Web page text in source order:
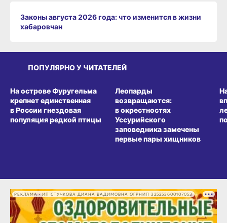
Законы августа 2026 года: что изменится в жизни
хабаровчан
ПОПУЛЯРНО У ЧИТАТЕЛЕЙ
На острове Фуругельма
крепнет единственная
в России гнездовая
популяция редкой птицы
Леопарды
возвращаются:
в окрестностях
Уссурийского
заповедника замечены
первые пары хищников
РЕКЛАМА • ИП СТУЧКОВА ДИАНА ВАДИМОВНА ОГРНИП 325253600107053